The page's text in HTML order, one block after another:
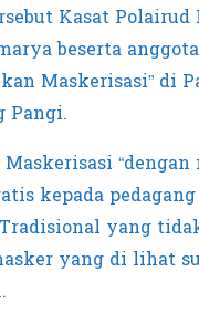
Kasat Polairud
beserta
Maskerisasi” di
Pangi.
kepada
yang
yang di lihat